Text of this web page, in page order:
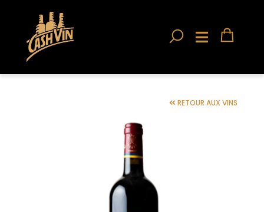
RETOUR AUX VINS